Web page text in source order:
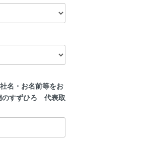
名・お名前等をお
のすずひろ 代表取